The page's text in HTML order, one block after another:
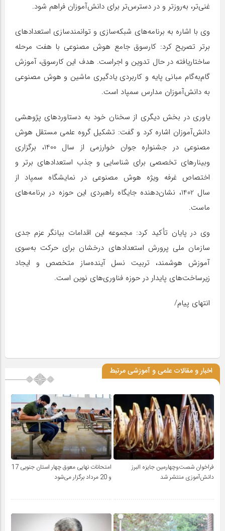
غنی‌تر، به‌روزتر و در دسترس‌تر برای دانش‌آموزان فراهم شود.
وی با اشاره به برنامه‌های شبکه‌سازی و توانمندسازی استعدادهای
برتر تصریح کرد: کارسوق جامع هوش مصنوعی با هفت مرحله
ساختاریافته در حال تدوین و اجراست. هدف این کارسوق، آموزش
گام‌به‌گام مبانی پایه و کاربردی یادگیری ماشین و هوش مصنوعی
به دانش‌آموزان مدارس سمپاد است.
یاوری در بخش دیگری از سخنان خود به دستاوردهای پژوهشی
دانش‌آموزان اشاره کرد و گفت: تشکیل گروه علمی مستقل هوش
مصنوعی در جشنواره جوان خوارزمی از سال 1400، برگزاری
وبینارهای تخصصی برای شناسایی و جذب استعدادهای برتر و
اختصاص غرفه ویژه هوش مصنوعی در نمایشگاه سمپاد از
سال 1402، نشان‌دهنده جایگاه راهبردی این حوزه در برنامه‌های
ماست.
وی در پایان تأکید کرد: مجموعه این اقدامات بیانگر عزم جدی
سازمان ملی پرورش استعدادهای درخشان برای حرکت به‌سوی
آموزش هوشمند، تربیت نسل آینده‌ساز متخصص و ایجاد
زیرساخت‌های پایدار در حوزه فناوری‌های نوین است.
انتهای پیام/
اخبار و مقالات علمی و آموزشی مرتبط
فراخوان شصت‌وچهارمین جایزه البرز
دانش‌آموزی منتشر شد
امتحانات نهایی معوق چهار استان جنوبی 17
و 20 مرداد برگزار می‌شود